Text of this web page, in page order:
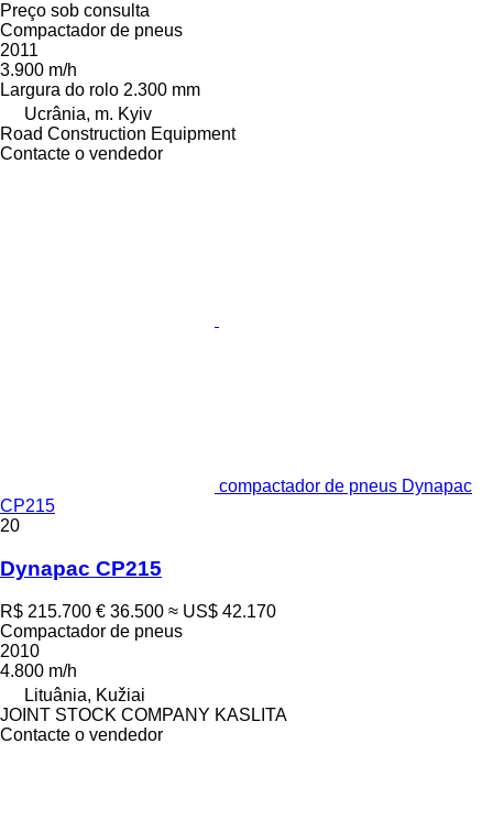
Preço sob consulta
Compactador de pneus
2011
3.900 m/h
Largura do rolo 2.300 mm
Ucrânia, m. Kyiv
Road Construction Equipment
Contacte o vendedor
compactador de pneus Dynapac
CP215
20
Dynapac CP215
R$ 215.700 € 36.500 ≈ US$ 42.170
Compactador de pneus
2010
4.800 m/h
Lituânia, Kužiai
JOINT STOCK COMPANY KASLITA
Contacte o vendedor